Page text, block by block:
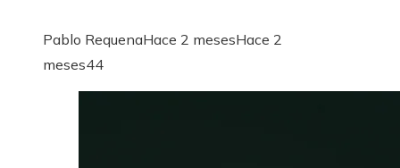
Pablo RequenaHace 2 mesesHace 2
meses44